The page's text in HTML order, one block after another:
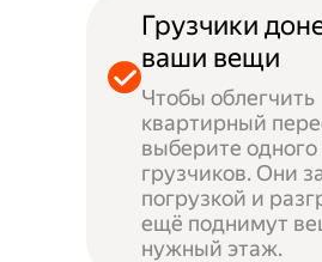
Грузчики
ваши вещи
Чтобы облегчить
квартирный
выберите
грузчиков. Они
погрузкой и
ещё поднимут
нужный этаж.